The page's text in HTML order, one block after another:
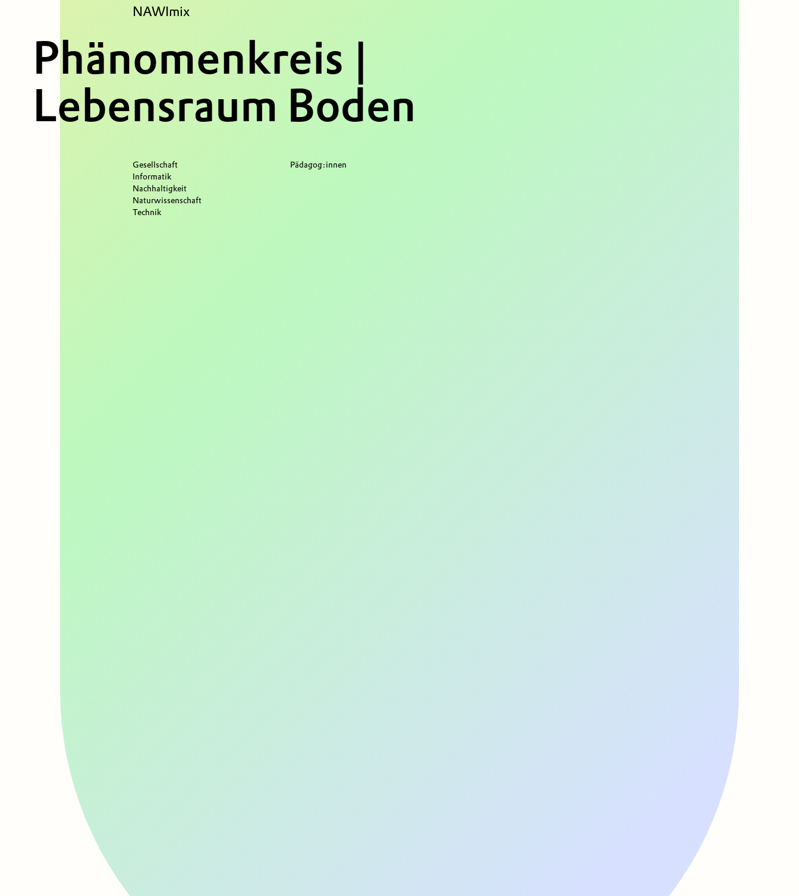
NAWImix
Phänomenkreis |
Lebensraum Boden
Gesellschaft
Informatik
Nachhaltigkeit
Naturwissenschaft
Technik
Pädagog:innen